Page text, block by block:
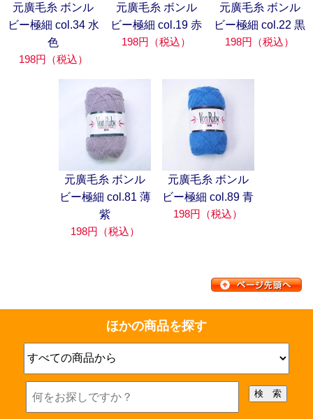
元廣毛糸 ボンル
ビー極細 col.34 水
色
198円（税込）
元廣毛糸 ボンル
ビー極細 col.19 赤
198円（税込）
元廣毛糸 ボンル
ビー極細 col.22 黒
198円（税込）
元廣毛糸 ボンル
ビー極細 col.81 薄
紫
198円（税込）
元廣毛糸 ボンル
ビー極細 col.89 青
198円（税込）
ほかの商品を探す